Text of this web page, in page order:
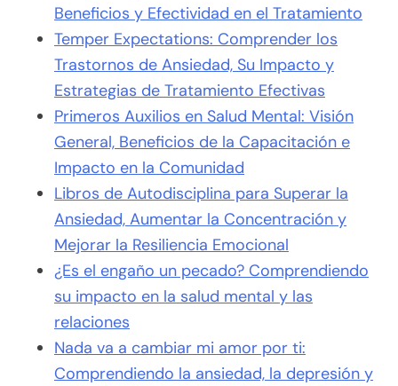
Beneficios y Efectividad en el Tratamiento
Temper Expectations: Comprender los
Trastornos de Ansiedad, Su Impacto y
Estrategias de Tratamiento Efectivas
Primeros Auxilios en Salud Mental: Visión
General, Beneficios de la Capacitación e
Impacto en la Comunidad
Libros de Autodisciplina para Superar la
Ansiedad, Aumentar la Concentración y
Mejorar la Resiliencia Emocional
¿Es el engaño un pecado? Comprendiendo
su impacto en la salud mental y las
relaciones
Nada va a cambiar mi amor por ti:
Comprendiendo la ansiedad, la depresión y